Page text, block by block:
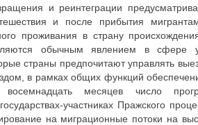
и реинтеграции
и после прибытия
проживания в страну
обычным явлением в сфере
страны предпочитают управлять
в рамках общих функций
месяцев число
участниках Пражского
на миграционные потоки на